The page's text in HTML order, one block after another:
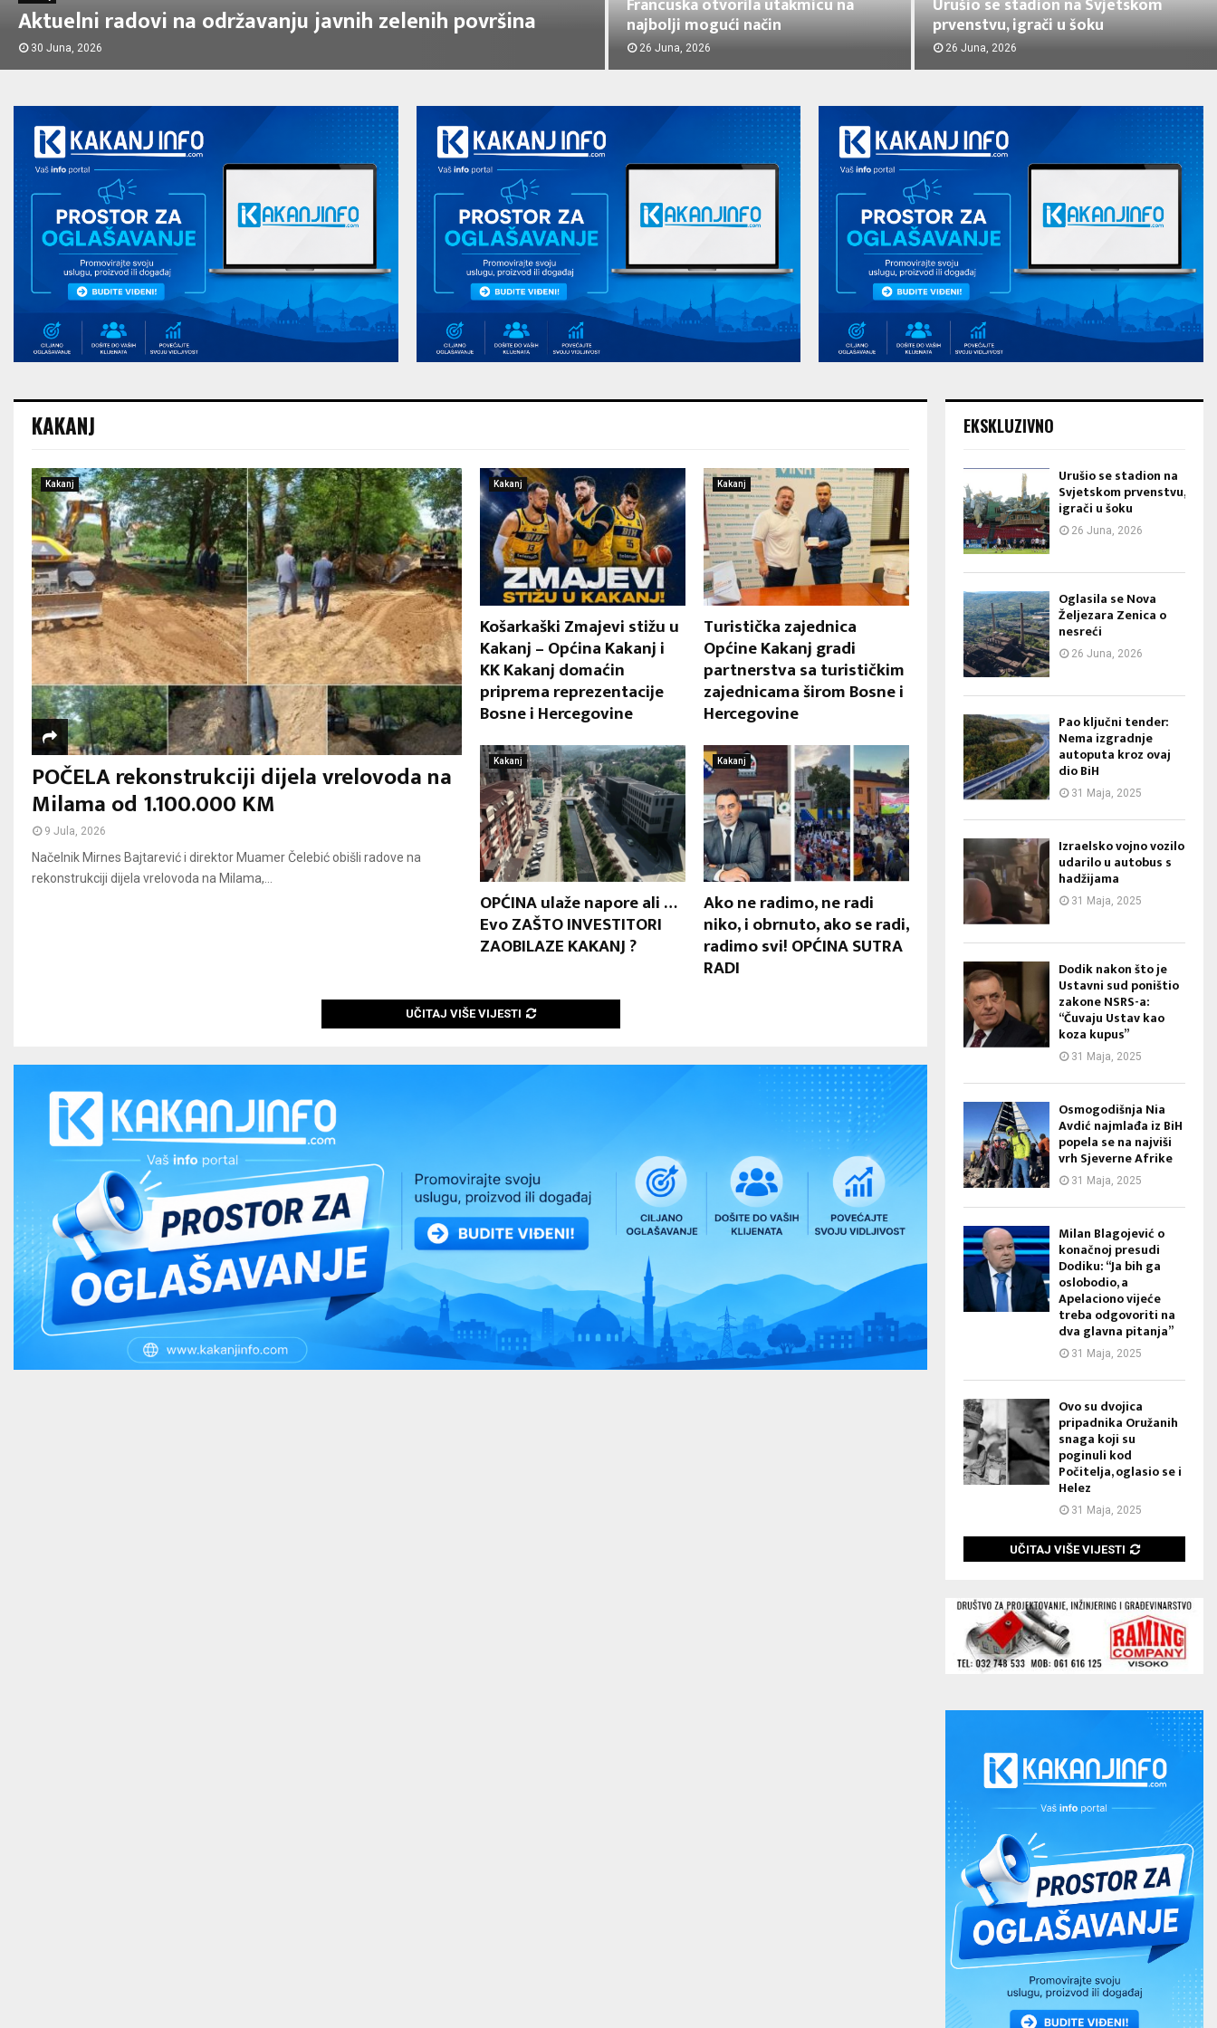
Aktuelni radovi na održavanju javnih zelenih površina
30 Juna, 2026
Francuska otvorila utakmicu na
najbolji mogući način
26 Juna, 2026
Urušio se stadion na Svjetskom
prvenstvu, igrači u šoku
26 Juna, 2026
KAKANJ
Kakanj
POČELA rekonstrukciji dijela vrelovoda na
Milama od 1.100.000 KM
9 Jula, 2026
Načelnik Mirnes Bajtarević i direktor Muamer Čelebić obišli radove na
rekonstrukciji dijela vrelovoda na Milama,...
Kakanj
Košarkaški Zmajevi stižu u
Kakanj – Općina Kakanj i
KK Kakanj domaćin
priprema reprezentacije
Bosne i Hercegovine
Kakanj
Turistička zajednica
Općine Kakanj gradi
partnerstva sa turističkim
zajednicama širom Bosne i
Hercegovine
Kakanj
OPĆINA ulaže napore ali …
Evo ZAŠTO INVESTITORI
ZAOBILAZE KAKANJ ?
Kakanj
Ako ne radimo, ne radi
niko, i obrnuto, ako se radi,
radimo svi! OPĆINA SUTRA
RADI
UČITAJ VIŠE VIJESTI
EKSKLUZIVNO
Urušio se stadion na
Svjetskom prvenstvu,
igrači u šoku
26 Juna, 2026
Oglasila se Nova
Željezara Zenica o
nesreći
26 Juna, 2026
Pao ključni tender:
Nema izgradnje
autoputa kroz ovaj
dio BiH
31 Maja, 2025
Izraelsko vojno vozilo
udarilo u autobus s
hadžijama
31 Maja, 2025
Dodik nakon što je
Ustavni sud poništio
zakone NSRS-a:
“Čuvaju Ustav kao
koza kupus”
31 Maja, 2025
Osmogodišnja Nia
Avdić najmlađa iz BiH
popela se na najviši
vrh Sjeverne Afrike
31 Maja, 2025
Milan Blagojević o
konačnoj presudi
Dodiku: “Ja bih ga
oslobodio, a
Apelaciono vijeće
treba odgovoriti na
dva glavna pitanja”
31 Maja, 2025
Ovo su dvojica
pripadnika Oružanih
snaga koji su
poginuli kod
Počitelja, oglasio se i
Helez
31 Maja, 2025
UČITAJ VIŠE VIJESTI